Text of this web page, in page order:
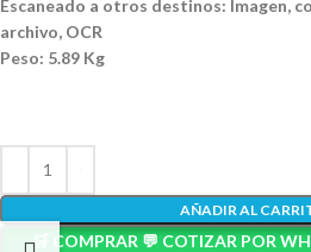
Escaneado a otros destinos: Imagen,
archivo, OCR
Peso: 5.89 Kg
AÑADIR AL
🛒 COMPRAR 💬 COTIZAR POR